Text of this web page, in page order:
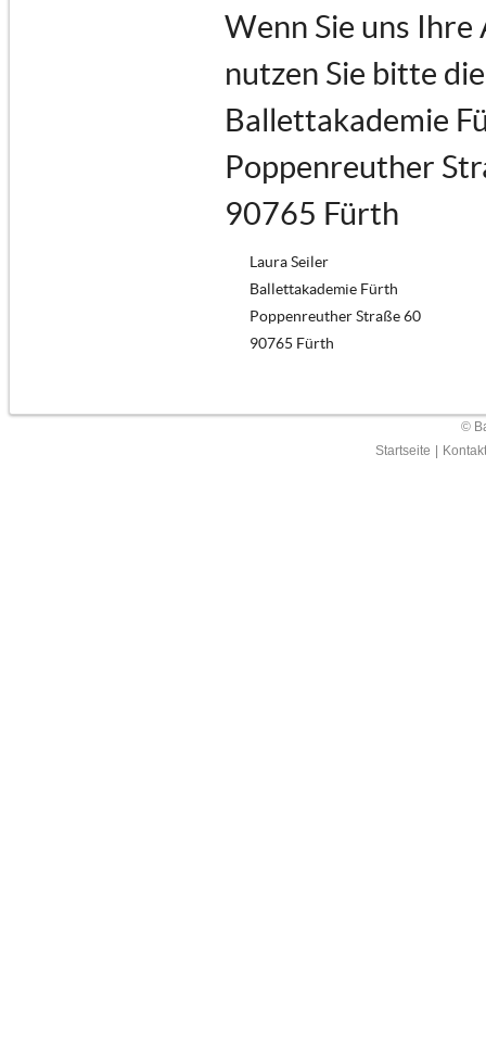
Wenn Sie uns
nutzen Sie bitte
Ballettakademie
Poppenreuther
90765 Fürth
Laura Seiler
Ballettakademie Fürth
Poppenreuther Straße 60
90765 Fürth
©
Startseite
Kontakt